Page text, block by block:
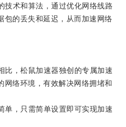
术和算法，通过优化网络线路
包的丢失和延迟，从而加速网络
，松鼠加速器独创的专属加速
网络环境，有效解决网络拥堵和
，只需简单设置即可实现加速